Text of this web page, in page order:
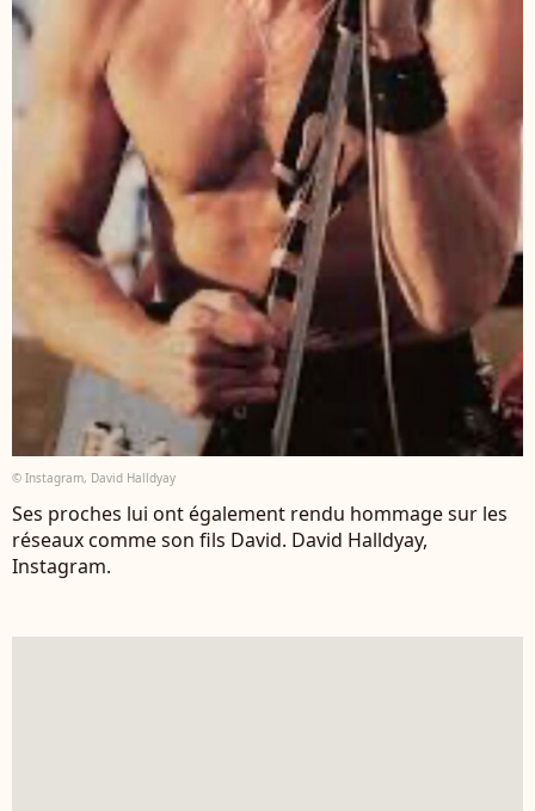
© Instagram, David Halldyay
Ses proches lui ont également rendu hommage sur les
réseaux comme son fils David. David Halldyay,
Instagram.